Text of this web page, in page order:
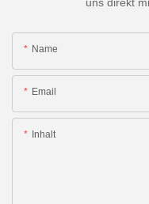
Name
Email
Inhalt